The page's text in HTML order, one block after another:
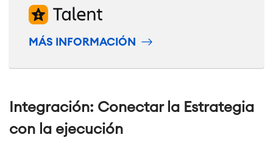
SOLUCIONES
Wiki Empresarial
Integration
SERVICIOS
RECURSOS ■
■
MÁS INFORMACIÓN
Integración: Conectar la Estrategia
con la ejecución